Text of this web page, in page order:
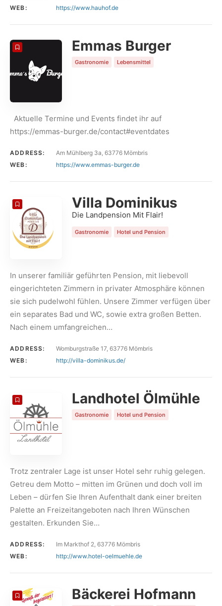
WEB:
https://www.hauhof.de
Emmas Burger
Gastronomie Lebensmittel
Aktuelle Termine und Events findet ihr auf
https://emmas-burger.de/contact#eventdates
ADDRESS:
Am Mühlberg 3a, 63776 Mömbris
WEB:
https://www.emmas-burger.de
Villa Dominikus
Die Landpension Mit Flair!
Gastronomie Hotel und Pension
In unserer familiär geführten Pension, mit liebevoll
eingerichteten Zimmern in privater Atmosphäre können
sie sich pudelwohl fühlen. Unsere Zimmer verfügen über
ein separates Bad und WC, sowie extra großen Betten.
Nach einem umfangreichen…
ADDRESS:
Womburgstraße 17, 63776 Mömbris
WEB:
http://villa-dominikus.de/
Landhotel Ölmühle
Gastronomie Hotel und Pension
Trotz zentraler Lage ist unser Hotel sehr ruhig gelegen.
Getreu dem Motto – mitten im Grünen und doch voll im
Leben – dürfen Sie Ihren Aufenthalt dank einer breiten
Palette an Freizeitangeboten nach Ihren Wünschen
gestalten. Erkunden Sie…
ADDRESS:
Im Markthof 2, 63776 Mömbris
WEB:
http://www.hotel-oelmuehle.de
Bäckerei Hofmann